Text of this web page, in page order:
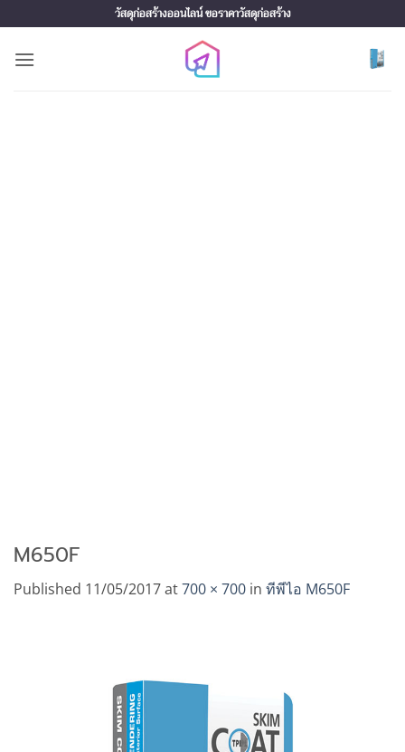
to
content
วัสดุก่อสร้างออนไลน์ ขอราคาวัสดุก่อสร้าง
M650F
Published 11/05/2017at700 × 700 in ทีพีไอ M650F